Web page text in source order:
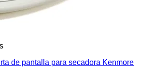
de pantalla para secadora Kenmore